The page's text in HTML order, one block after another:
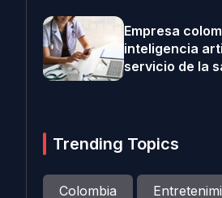
Empresa
inteligencia
servicio de la
Trending Topics
Colombia